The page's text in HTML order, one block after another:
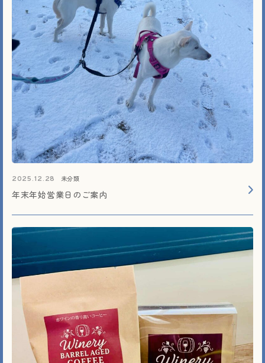
2025.12.28 未分類
年末年始営業日のご案内